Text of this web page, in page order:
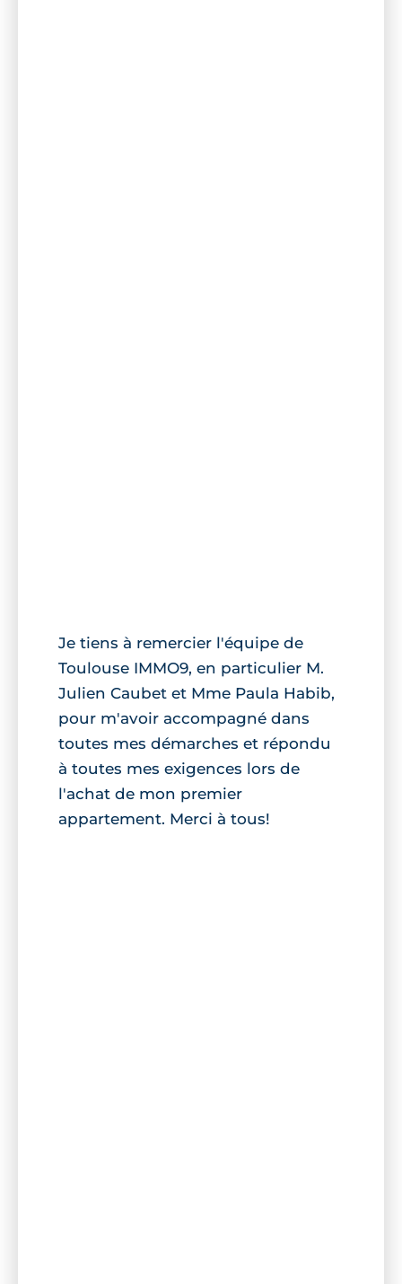
Je tiens à remercier l'équipe de
Toulouse IMMO9, en particulier M.
Julien Caubet et Mme Paula Habib,
pour m'avoir accompagné dans
toutes mes démarches et répondu
à toutes mes exigences lors de
l'achat de mon premier
appartement. Merci à tous!